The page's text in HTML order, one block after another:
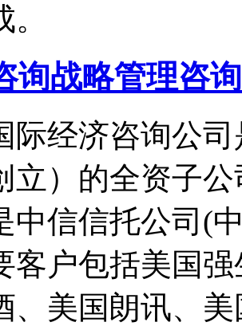
询战略管理咨
际经济咨询公
立）的全资子
中信信托公司(
客户包括美国
、美国朗讯、